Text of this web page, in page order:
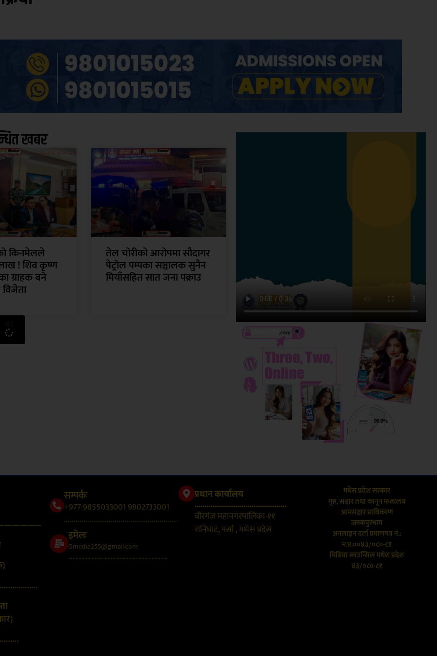
खबर
किनमेलले
! शिव कृष्ण
ग्राहक बने
तेल चोरीको आरोपमा सौदागर
पेट्रोल पम्पका सञ्चालक सुनैन
मियाँसहित सात जना पक्राउ
सम्पर्कः
+977-9855033001 9802733001
..........................................................
इमेलः
Gmedia255@gmail.com
....................................................................
प्रधान कार्यालय
...............................................
वीरगंज महानगरपालिका-११
रानिघाट, पर्सा , मधेस प्रदेस
मधेस प्रदेश सरकार
गृह, सञ्चार तथा कानून मन्त्रालय
आमसञ्चार प्राधिकरण
जनकपुरधाम
अनलाइन दर्ता प्रमाणपत्र नं.:
म.प्र.००४३/०८०-८१
मिडिया काउन्सिल मधेश प्रदेश
४३/०८०-८१